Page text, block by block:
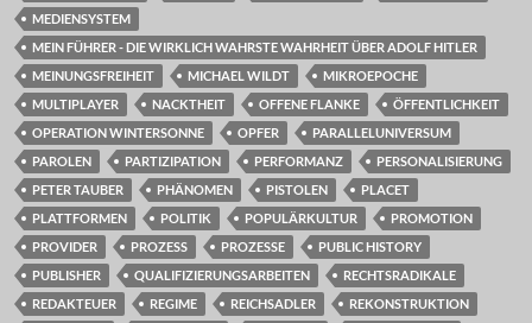
MEDIENSYSTEM
MEIN FÜHRER - DIE WIRKLICH WAHRSTE WAHRHEIT ÜBER ADOLF HITLER
MEINUNGSFREIHEIT
MICHAEL WILDT
MIKROEPOCHE
MULTIPLAYER
NACKTHEIT OFFENE FLANKE
ÖFFENTLICHKEIT
OPERATION WINTERSONNE
OPFER
PARALLELUNIVERSUM
PAROLEN
PARTIZIPATION PERFORMANZ
PERSONALISIERUNG
PETER TAUBER
PHÄNOMEN PISTOLEN
PLACET
PLATTFORMEN
POLITIK POPULÄRKULTUR
PROMOTION
PROVIDER
PROZESS PROZESSE
PUBLIC HISTORY
PUBLISHER
QUALIFIZIERUNGSARBEITEN
RECHTSRADIKALE
REDAKTEUER
REGIME REICHSADLER
REKONSTRUKTION